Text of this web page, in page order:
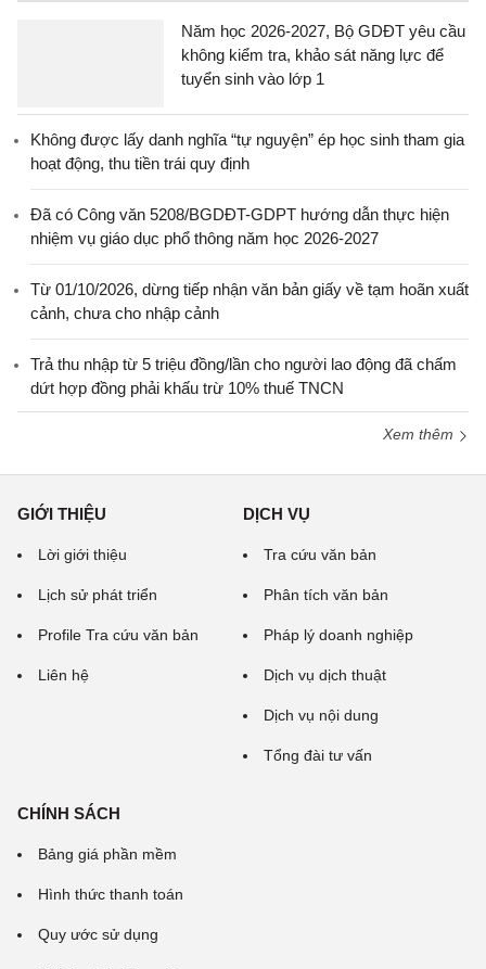
Năm học 2026-2027, Bộ GDĐT yêu cầu
không kiểm tra, khảo sát năng lực để
tuyển sinh vào lớp 1
Không được lấy danh nghĩa “tự nguyện” ép học sinh tham gia
hoạt động, thu tiền trái quy định
Đã có Công văn 5208/BGDĐT-GDPT hướng dẫn thực hiện
nhiệm vụ giáo dục phổ thông năm học 2026-2027
Từ 01/10/2026, dừng tiếp nhận văn bản giấy về tạm hoãn xuất
cảnh, chưa cho nhập cảnh
Trả thu nhập từ 5 triệu đồng/lần cho người lao động đã chấm
dứt hợp đồng phải khấu trừ 10% thuế TNCN
Xem thêm
GIỚI THIỆU
Lời giới thiệu
Lịch sử phát triển
Profile Tra cứu văn bản
Liên hệ
DỊCH VỤ
Tra cứu văn bản
Phân tích văn bản
Pháp lý doanh nghiệp
Dịch vụ dịch thuật
Dịch vụ nội dung
Tổng đài tư vấn
CHÍNH SÁCH
Bảng giá phần mềm
Hình thức thanh toán
Quy ước sử dụng